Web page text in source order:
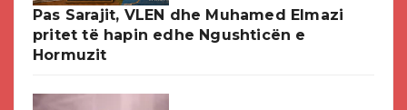
Pas Sarajit, VLEN dhe Muhamed Elmazi
pritet të hapin edhe Ngushticën e
Hormuzit